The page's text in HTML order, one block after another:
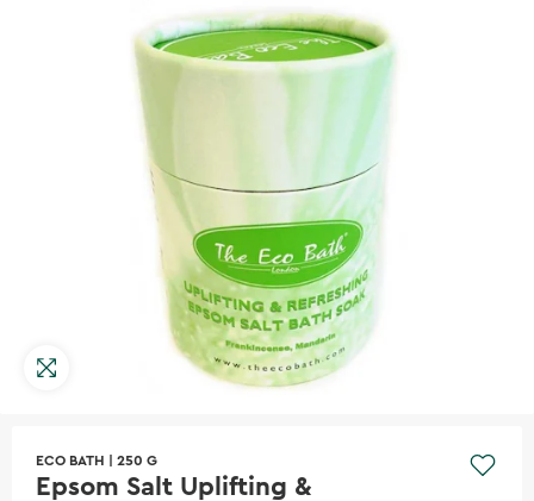
ECO BATH 250 G
Epsom Salt Uplifting &